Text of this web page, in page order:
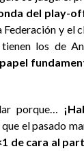
del play-
Federación y el
los de
papel
porque…
el pasado
de cara al